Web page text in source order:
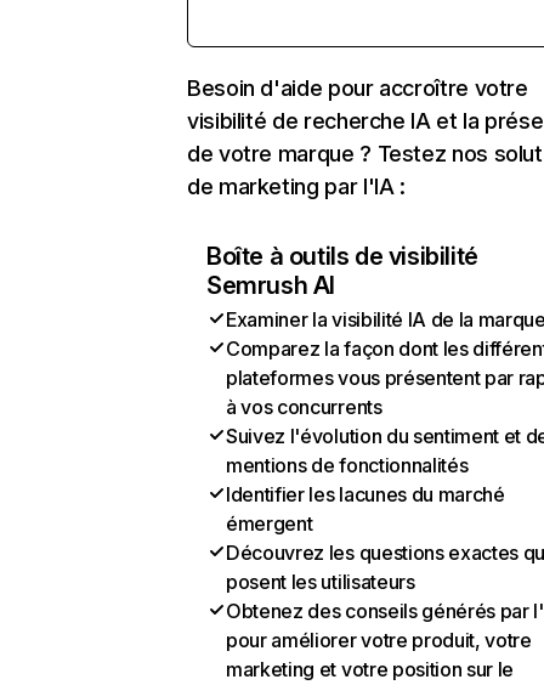
Besoin d'aide pour accroître votre
visibilité de recherche IA et la
de votre marque ? Testez nos
de marketing par l'IA :
Boîte à outils de visibilité
Semrush AI
Examiner la visibilité IA de la
Comparez la façon dont les
plateformes vous présentent par
à vos concurrents
Suivez l'évolution du sentiment et
mentions de fonctionnalités
Identifier les lacunes du marché
émergent
Découvrez les questions exactes
posent les utilisateurs
Obtenez des conseils générés par
pour améliorer votre produit, votre
marketing et votre position sur le